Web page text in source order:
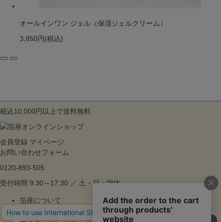
オールインワン ジェル（保湿ジェルクリーム）
3,850円 (税込)
税込10,000円以上で送料無料
会員登録 マイページ
お問い合わせフォーム
0120-893-505
受付時間 9:30～17:30 ／ 土・日・祝休
箔座について
ご利用ガイド